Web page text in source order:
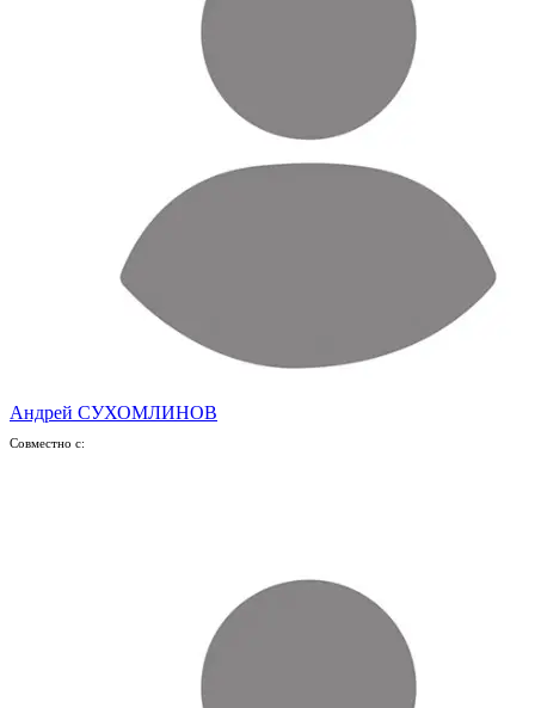
Андрей СУХОМЛИНОВ
Совместно с: